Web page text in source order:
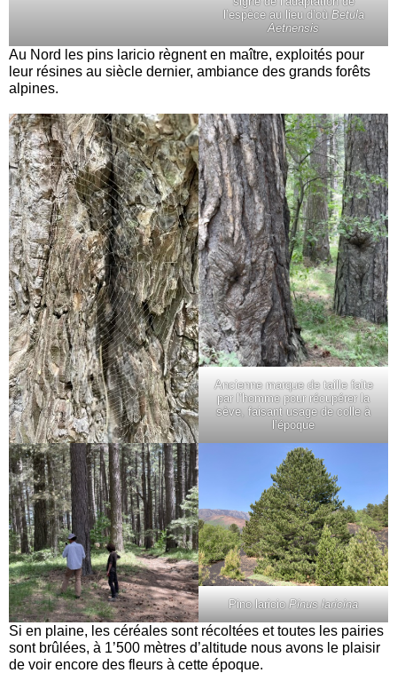
l’espèce au lieu d’où Betula
Aetnensis
Au Nord les pins laricio règnent en maître, exploités pour
leur résines au siècle dernier, ambiance des grands forêts
alpines.
Ancienne marque de taille faite
par l’homme pour récupérer la
sève, faisant usage de colle à
l’époque
Pino laricioPinus laricina
Si en plaine, les céréales sont récoltées et toutes les pairies
sont brûlées, à 1’500 mètres d’altitude nous avons le plaisir
de voir encore des fleurs à cette époque.